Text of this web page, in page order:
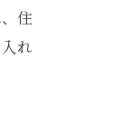
住
れ